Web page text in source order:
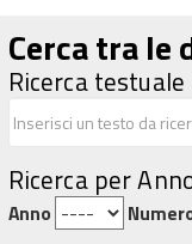
Cerca tra le
Ricerca testuale
Ricerca per
Anno